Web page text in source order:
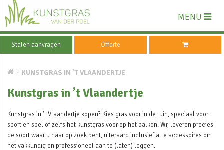
MENU
Stalen aanvragen Offerte
KUNSTGRAS IN ’T VLAANDERTJE
Kunstgras in ’t Vlaandertje
Kunstgras in ’t Vlaandertje kopen? Kies gras voor in de tuin, speciaal voor
sport en spel of zelfs het kunstgras voor op het balkon. Wij leveren precies
de soort waar u naar op zoek bent, uiteraard inclusief alle accessoires om
het vakkundig en professioneel aan te (laten) leggen.